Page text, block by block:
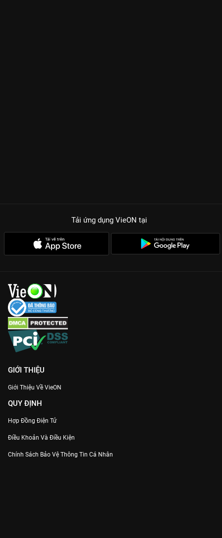
Tải ứng dụng VieON tại
GIỚI THIỆU
Giới Thiệu Về VieON
QUY ĐỊNH
Hợp Đồng Điện Tử
Điều Khoản Và Điều Kiện
Chính Sách Bảo Vệ Thông Tin Cá Nhân